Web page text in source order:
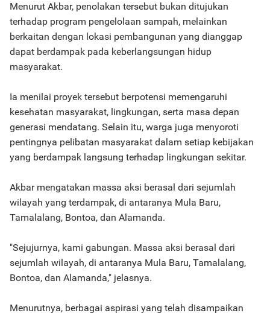
Menurut Akbar, penolakan tersebut bukan ditujukan
terhadap program pengelolaan sampah, melainkan
berkaitan dengan lokasi pembangunan yang dianggap
dapat berdampak pada keberlangsungan hidup
masyarakat.
Ia menilai proyek tersebut berpotensi memengaruhi
kesehatan masyarakat, lingkungan, serta masa depan
generasi mendatang. Selain itu, warga juga menyoroti
pentingnya pelibatan masyarakat dalam setiap kebijakan
yang berdampak langsung terhadap lingkungan sekitar.
Akbar mengatakan massa aksi berasal dari sejumlah
wilayah yang terdampak, di antaranya Mula Baru,
Tamalalang, Bontoa, dan Alamanda.
"Sejujurnya, kami gabungan. Massa aksi berasal dari
sejumlah wilayah, di antaranya Mula Baru, Tamalalang,
Bontoa, dan Alamanda," jelasnya.
Menurutnya, berbagai aspirasi yang telah disampaikan